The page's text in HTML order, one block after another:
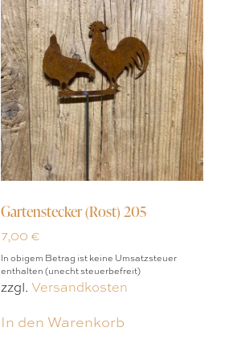
Gartenstecker (Rost) 205
7,00 €
In obigem Betrag ist keine Umsatzsteuer
enthalten (unecht steuerbefreit)
zzgl. Versandkosten
In den Warenkorb